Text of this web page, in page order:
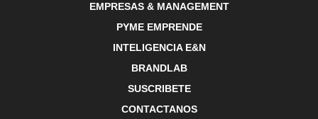
EMPRESAS & MANAGEMENT
PYME EMPRENDE
INTELIGENCIA E&N
BRANDLAB
SUSCRIBETE
CONTACTANOS